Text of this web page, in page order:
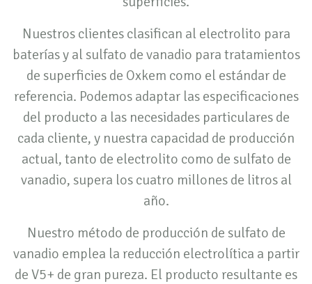
Nuestros clientes clasifican al electrolito para
baterías y al sulfato de vanadio para tratamientos
de superficies de Oxkem como el estándar de
referencia. Podemos adaptar las especificaciones
del producto a las necesidades particulares de
cada cliente, y nuestra capacidad de producción
actual, tanto de electrolito como de sulfato de
vanadio, supera los cuatro millones de litros al
año.
Nuestro método de producción de sulfato de
vanadio emplea la reducción electrolítica a partir
de V5+ de gran pureza. El producto resultante es